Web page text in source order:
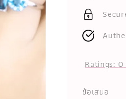
Ratings:0
ข้อเสนอ